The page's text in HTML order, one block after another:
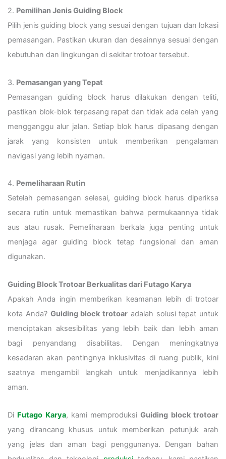
2. Pemilihan Jenis Guiding Block
Pilih jenis guiding block yang sesuai dengan tujuan dan lokasi
pemasangan. Pastikan ukuran dan desainnya sesuai dengan
kebutuhan dan lingkungan di sekitar trotoar tersebut.
3. Pemasangan yang Tepat
Pemasangan guiding block harus dilakukan dengan teliti,
pastikan blok-blok terpasang rapat dan tidak ada celah yang
mengganggu alur jalan. Setiap blok harus dipasang dengan
jarak yang konsisten untuk memberikan pengalaman
navigasi yang lebih nyaman.
4. Pemeliharaan Rutin
Setelah pemasangan selesai, guiding block harus diperiksa
secara rutin untuk memastikan bahwa permukaannya tidak
aus atau rusak. Pemeliharaan berkala juga penting untuk
menjaga agar guiding block tetap fungsional dan aman
digunakan.
Guiding Block Trotoar Berkualitas dari Futago Karya
Apakah Anda ingin memberikan keamanan lebih di trotoar
kota Anda? Guiding block trotoar adalah solusi tepat untuk
menciptakan aksesibilitas yang lebih baik dan lebih aman
bagi penyandang disabilitas. Dengan meningkatnya
kesadaran akan pentingnya inklusivitas di ruang publik, kini
saatnya mengambil langkah untuk menjadikannya lebih
aman.
Di Futago Karya, kami memproduksiGuiding block trotoar
yang dirancang khusus untuk memberikan petunjuk arah
yang jelas dan aman bagi penggunanya. Dengan bahan